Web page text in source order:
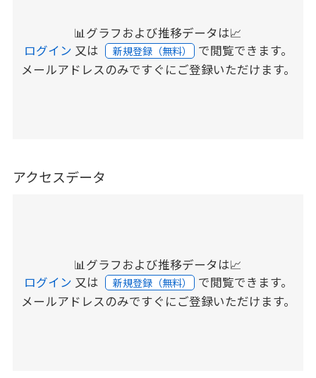
📊グラフおよび推移データは📈
ログイン 又は 新規登録（無料） で閲覧できます。
メールアドレスのみですぐにご登録いただけます。
アクセスデータ
📊グラフおよび推移データは📈
ログイン 又は 新規登録（無料） で閲覧できます。
メールアドレスのみですぐにご登録いただけます。